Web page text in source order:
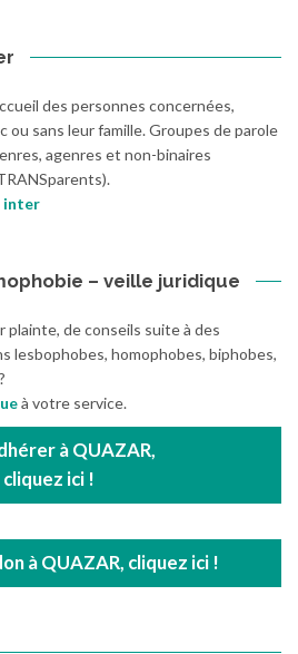
des personnes concernées,
ou sans leur famille. Groupes de parole
agenres et non-binaires
inter
– veille juridique
plainte, de conseils suite à des
lesbophobes, homophobes, biphobes,
à votre service.
à QUAZAR,
cliquez ici !
à QUAZAR, cliquez ici !